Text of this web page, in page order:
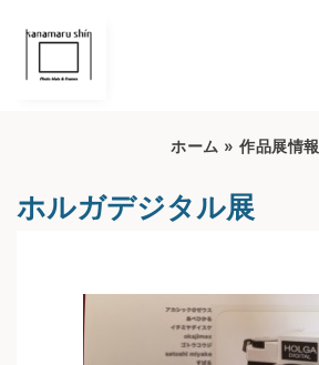
ホーム » 作品展情報
ホルガデジタル展